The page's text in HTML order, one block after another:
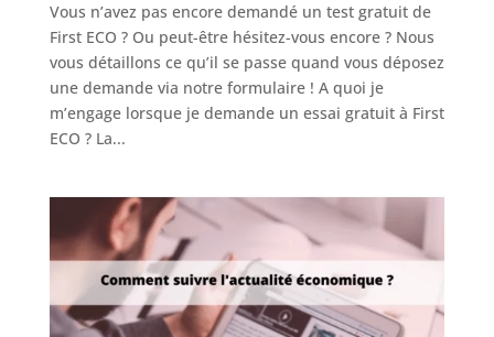
Vous n’avez pas encore demandé un test gratuit de
First ECO ? Ou peut-être hésitez-vous encore ? Nous
vous détaillons ce qu’il se passe quand vous déposez
une demande via notre formulaire ! A quoi je
m’engage lorsque je demande un essai gratuit à First
ECO ? La...